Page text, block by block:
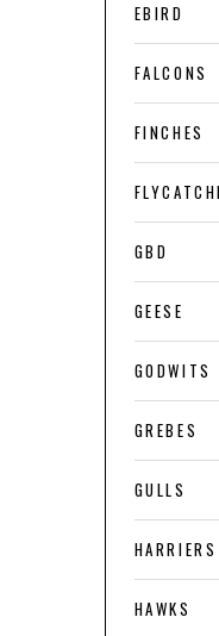
EBIRD
FALCONS
FINCHES
GBD
GEESE
GODWITS
GREBES
GULLS
HARRIERS
HAWKS